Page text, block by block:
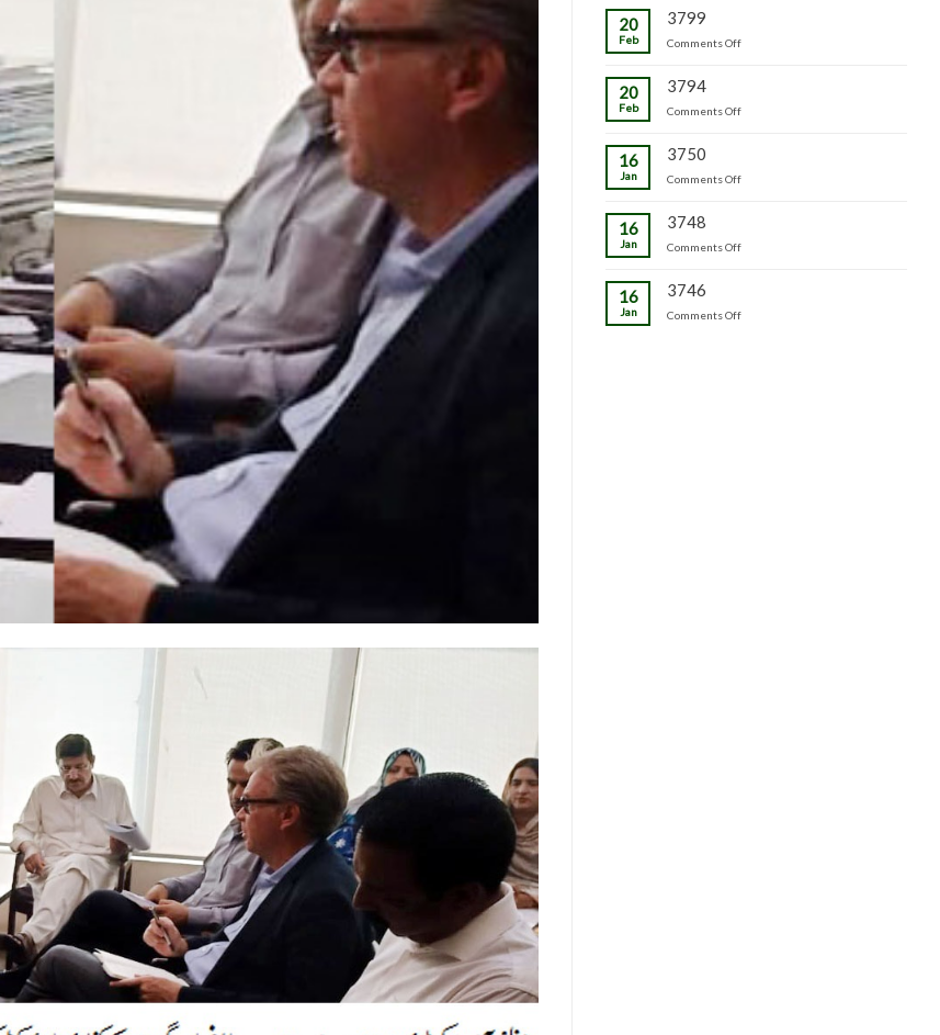
20
Feb
3799
Comments Offon
20
Feb
3794
Comments Offon
16
Jan
3750
Comments Offon
16
Jan
3748
Comments Offon
16
Jan
3746
Comments Offon